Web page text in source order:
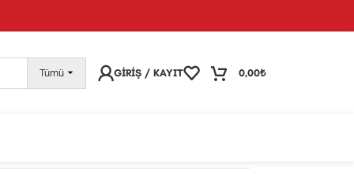
Tümü GIRIŞ / KAYIT 0,00₺